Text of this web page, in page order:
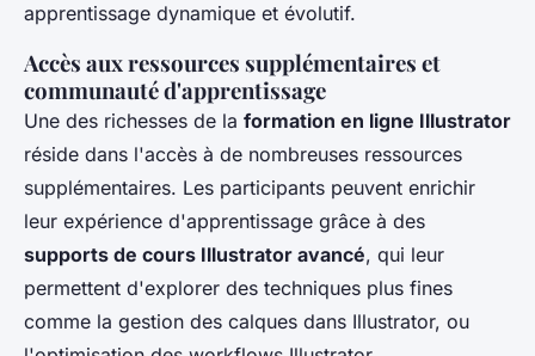
apprentissage dynamique et évolutif.
Accès aux ressources supplémentaires et
communauté d'apprentissage
Une des richesses de la formation en ligne Illustrator
réside dans l'accès à de nombreuses ressources
supplémentaires. Les participants peuvent enrichir
leur expérience d'apprentissage grâce à des
supports de cours Illustrator avancé, qui leur
permettent d'explorer des techniques plus fines
comme la gestion des calques dans Illustrator, ou